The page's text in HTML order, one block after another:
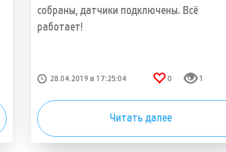
собраны, датчики подключены. Всё
работает!
28.04.2019 в 17:25:04 0 1
Читать далее